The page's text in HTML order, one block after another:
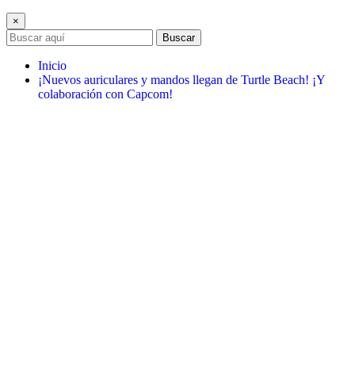
×
Buscar
Inicio
¡Nuevos auriculares y mandos llegan de Turtle Beach! ¡Y
colaboración con Capcom!